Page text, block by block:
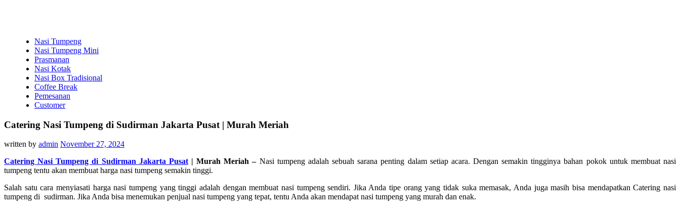
Nasi Tumpeng
Nasi Tumpeng Mini
Prasmanan
Nasi Kotak
Nasi Box Tradisional
Coffee Break
Pemesanan
Customer
Catering Nasi Tumpeng di Sudirman Jakarta Pusat | Murah Meriah
written by admin November 27, 2024
Catering Nasi Tumpeng di Sudirman Jakarta Pusat| Murah Meriah –Nasi tumpeng adalah sebuah sarana penting dalam setiap acara. Dengan semakin tingginya bahan pokok untuk membuat nasi
tumpeng tentu akan membuat harga nasi tumpeng semakin tinggi.
Salah satu cara menyiasati harga nasi tumpeng yang tinggi adalah dengan membuat nasi tumpeng sendiri. Jika Anda tipe orang yang tidak suka memasak, Anda juga masih bisa mendapatkan Catering nasi
tumpeng di sudirman. Jika Anda bisa menemukan penjual nasi tumpeng yang tepat, tentu Anda akan mendapat nasi tumpeng yang murah dan enak.